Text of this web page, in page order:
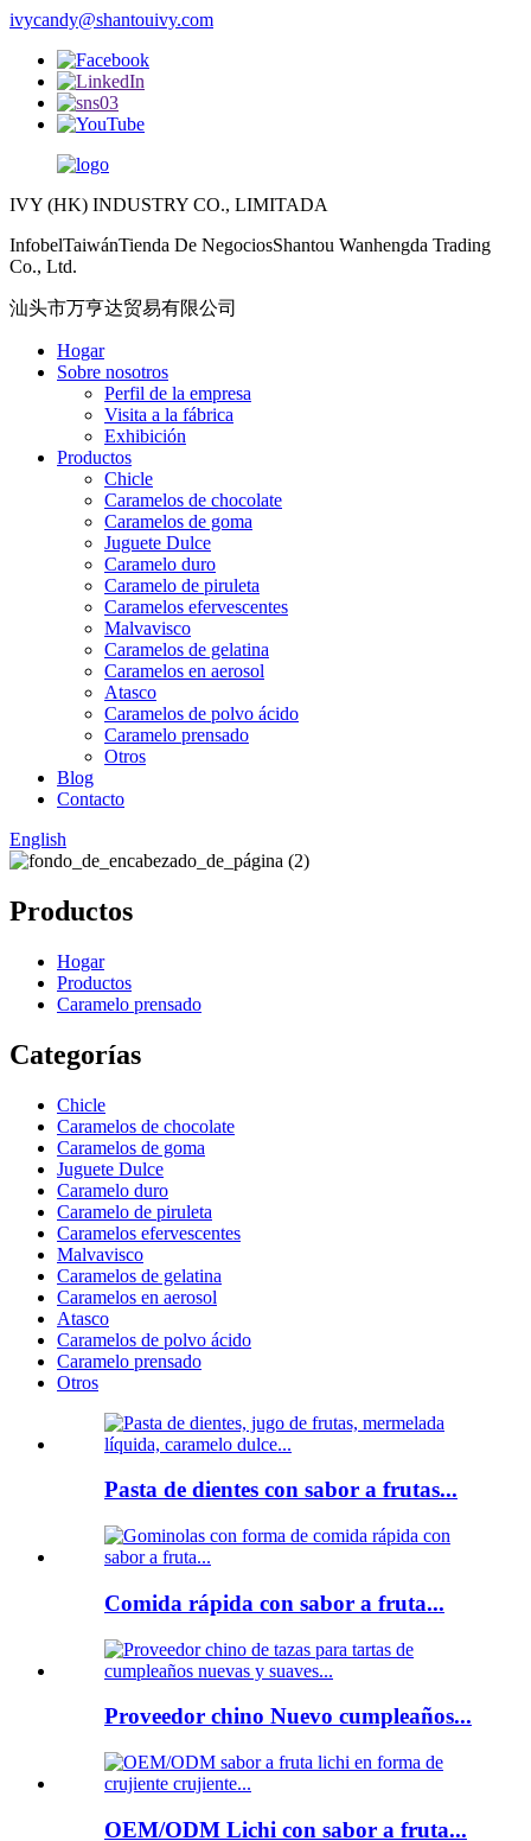
ivycandy@shantouivy.com
IVY (HK) INDUSTRY CO., LIMITADA
InfobelTaiwánTienda De NegociosShantou Wanhengda Trading
Co., Ltd.
汕头市万亨达贸易有限公司
Hogar
Sobre nosotros
Perfil de la empresa
Visita a la fábrica
Exhibición
Productos
Chicle
Caramelos de chocolate
Caramelos de goma
Juguete Dulce
Caramelo duro
Caramelo de piruleta
Caramelos efervescentes
Malvavisco
Caramelos de gelatina
Caramelos en aerosol
Atasco
Caramelos de polvo ácido
Caramelo prensado
Otros
Blog
Contacto
English
Productos
Hogar
Productos
Caramelo prensado
Categorías
Chicle
Caramelos de chocolate
Caramelos de goma
Juguete Dulce
Caramelo duro
Caramelo de piruleta
Caramelos efervescentes
Malvavisco
Caramelos de gelatina
Caramelos en aerosol
Atasco
Caramelos de polvo ácido
Caramelo prensado
Otros
Pasta de dientes con sabor a frutas...
Comida rápida con sabor a fruta...
Proveedor chino Nuevo cumpleaños...
OEM/ODM Lichi con sabor a fruta...